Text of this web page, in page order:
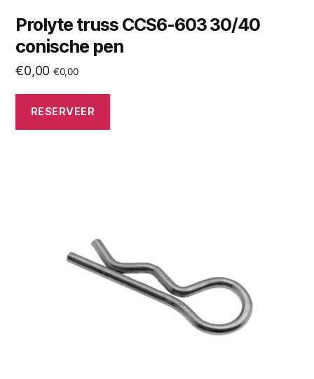
Prolyte truss CCS6-603 30/40
conische pen
€0,00 €0,00
RESERVEER